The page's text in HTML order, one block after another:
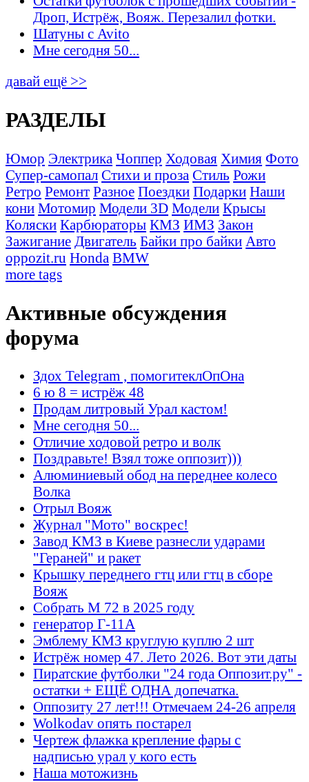
Дроп, Истрёж, Вояж. Перезалил фотки.
Шатуны с Avito
Мне сегодня 50...
давай ещё >>
РАЗДЕЛЫ
Юмор Электрика Чоппер Ходовая Химия Фото
Супер-самопал Стихи и проза Стиль Рожи
Ретро Ремонт Разное Поездки Подарки Наши
кони Мотомир Модели 3D Модели Крысы
Коляски Карбюраторы КМЗ ИМЗ Закон
Зажигание Двигатель Байки про байки Авто
oppozit.ru Honda BMW
more tags
Активные обсуждения
форума
Здох Telegram , помогитеклОпОна
6 ю 8 = истрёж 48
Продам литровый Урал кастом!
Мне сегодня 50...
Отличие ходовой ретро и волк
Поздравьте! Взял тоже оппозит)))
Алюминиевый обод на переднее колесо
Волка
Отрыл Вояж
Журнал "Мото" воскрес!
Завод КМЗ в Киеве разнесли ударами
"Гераней" и ракет
Крышку переднего гтц или гтц в сборе
Вояж
Собрать М 72 в 2025 году
генератор Г-11А
Эмблему КМЗ круглую куплю 2 шт
Истрёж номер 47. Лето 2026. Вот эти даты
Пиратские футболки "24 года Оппозит.ру" -
остатки + ЕЩЁ ОДНА допечатка.
Оппозиту 27 лет!!! Отмечаем 24-26 апреля
Wolkodav опять постарел
Чертеж флажка крепление фары с
надписью урал у кого есть
Наша мотожизнь